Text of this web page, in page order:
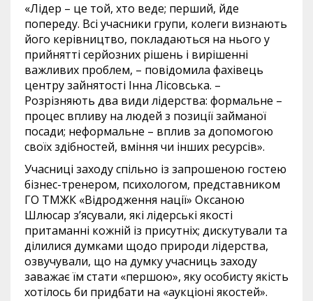
«Лідер – це той, хто веде; перший, йде
попереду. Всі учасники групи, колеги визнають
його керівництво, покладаються на нього у
прийнятті серйозних рішень і вирішенні
важливих проблем, – повідомила фахівець
центру зайнятості Інна Лісовська. –
Розрізняють два види лідерства: формальне –
процес впливу на людей з позиції займаної
посади; неформальне – вплив за допомогою
своїх здібностей, вміння чи інших ресурсів».
Учасниці заходу спільно із запрошеною гостею
бізнес-тренером, психологом, представником
ГО ТМЖК «Відродження нації» Оксаною
Шлюсар з’ясували, які лідерські якості
притаманні кожній із присутніх; дискутували та
ділилися думками щодо природи лідерства,
озвучували, що на думку учасниць заходу
заважає їм стати «першою», яку особисту якість
хотілось би придбати на «аукціоні якостей».